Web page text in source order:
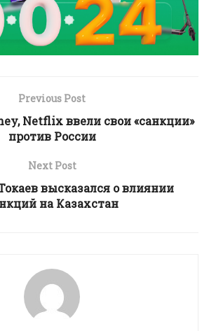
Previous Post
Netflix ввели свои «санкции»
против России
Next Post
высказался о влиянии
на Казахстан